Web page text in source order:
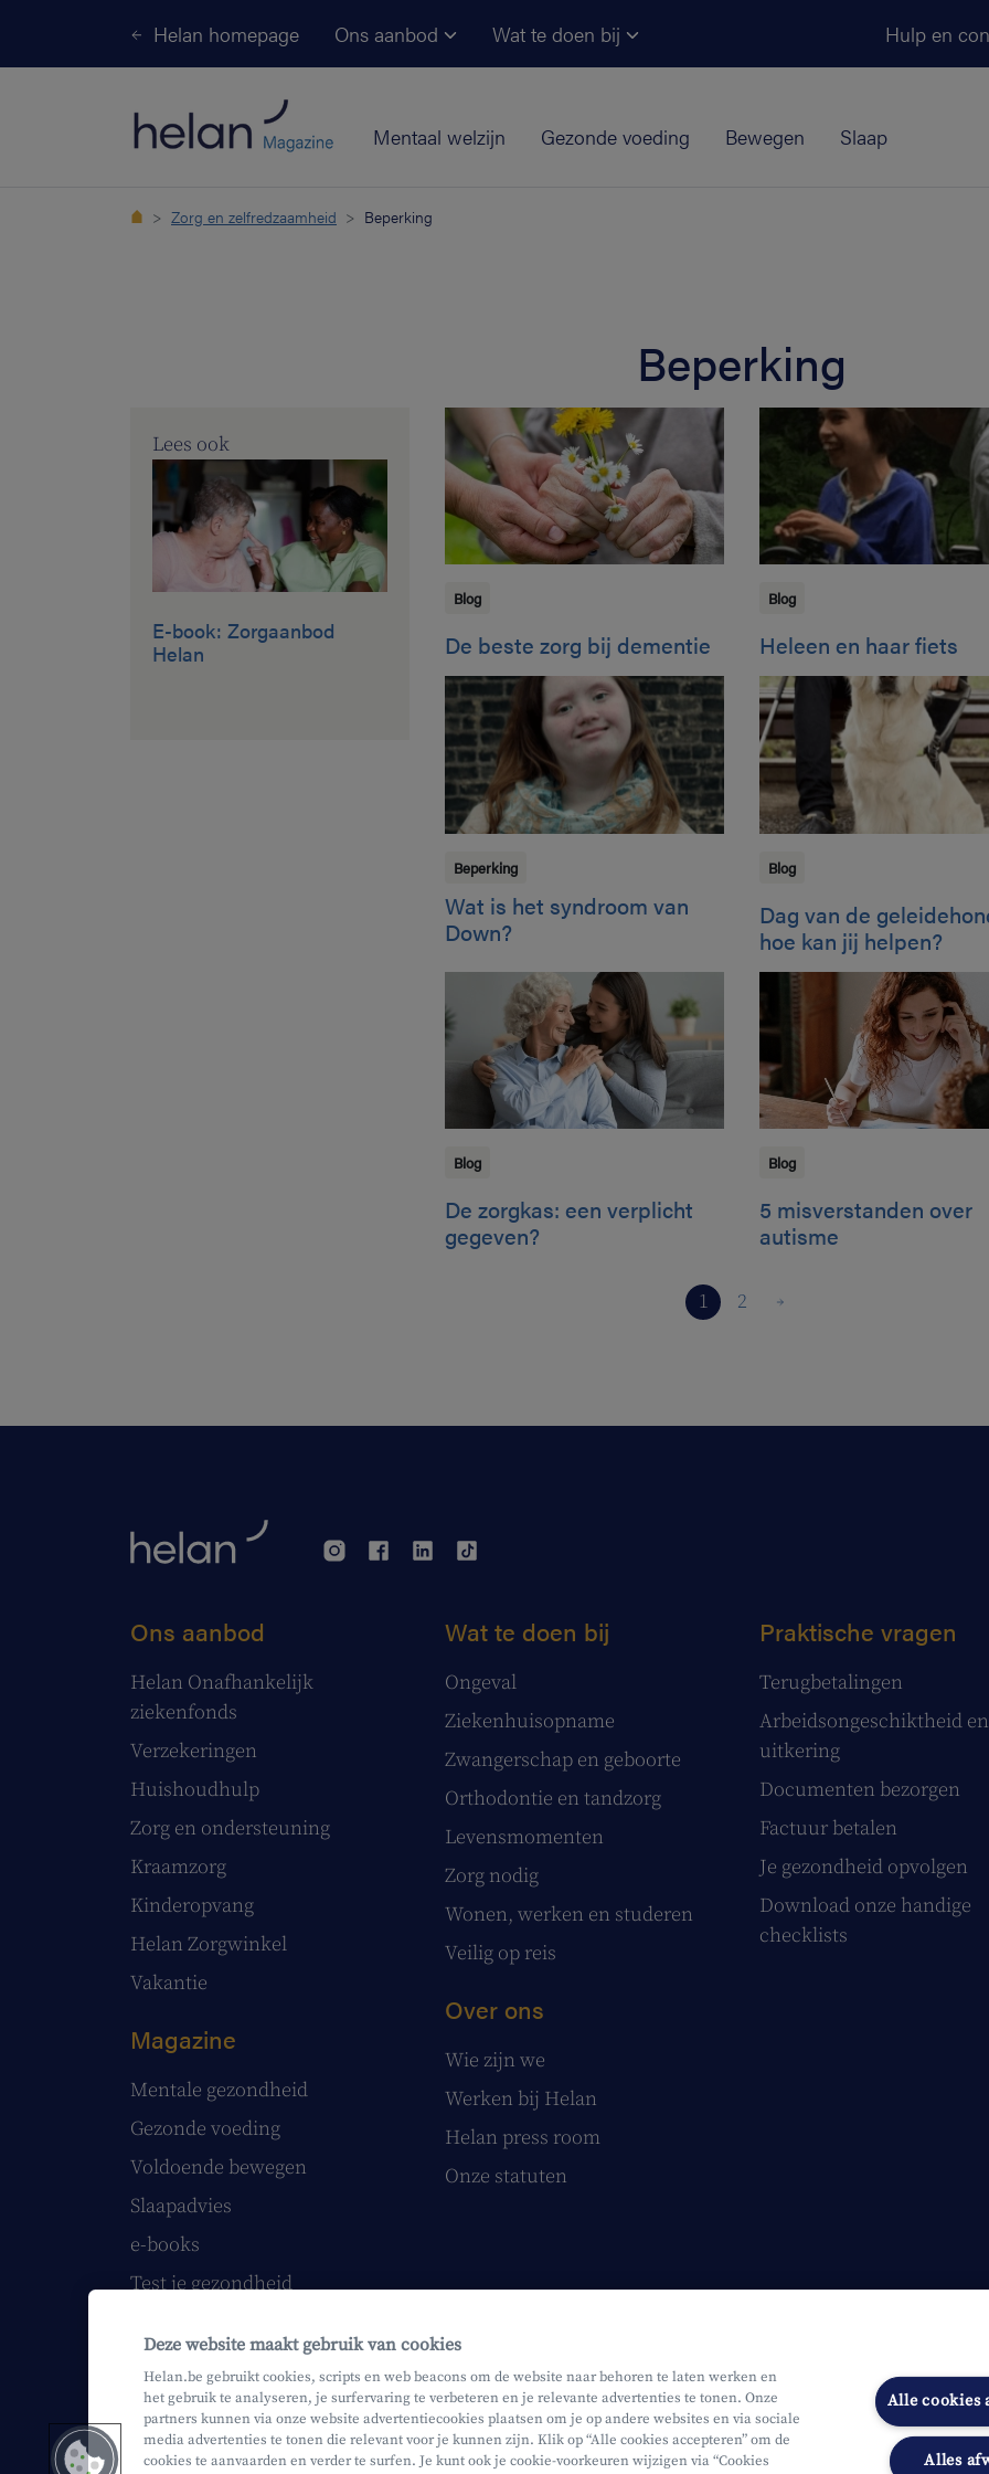
Helan homepage Ons aanbod Wat te doen bij Hulp en
Mentaal welzijn Gezonde voeding Bewegen Slaap
Zorg en zelfredzaamheid Beperking
Beperking
Lees ook
E-book: Zorgaanbod
Helan
Blog
De beste zorg bij dementie
Blog
Heleen en haar fiets
Beperking
Wat is het syndroom van
Down?
Blog
Dag van de
hoe kan jij helpen?
Blog
De zorgkas: een verplicht
gegeven?
Blog
5 misverstanden over
autisme
1 2
Ons aanbod
Helan Onafhankelijk
ziekenfonds
Verzekeringen
Huishoudhulp
Zorg en ondersteuning
Kraamzorg
Kinderopvang
Helan Zorgwinkel
Vakantie
Magazine
Mentale gezondheid
Gezonde voeding
Voldoende bewegen
Slaapadvies
e-books
Test je gezondheid
Papieren Helan Magazine
Wat te doen bij
Ongeval
Ziekenhuisopname
Zwangerschap en geboorte
Orthodontie en tandzorg
Levensmomenten
Zorg nodig
Wonen, werken en studeren
Veilig op reis
Over ons
Wie zijn we
Werken bij Helan
Helan press room
Onze statuten
Praktische vragen
Terugbetalingen
Arbeidsongeschiktheid en
uitkering
Documenten bezorgen
Factuur betalen
Je gezondheid opvolgen
Download onze handige
checklists
Deze website maakt gebruik van cookies
Helan.be gebruikt cookies, scripts en web beacons om de website naar behoren te laten werken en
het gebruik te analyseren, je surfervaring te verbeteren en je relevante advertenties te tonen. Onze
partners kunnen via onze website advertentiecookies plaatsen om je op andere websites en via sociale
media advertenties te tonen die relevant voor je kunnen zijn. Klik op “Alle cookies accepteren” om de
cookies te aanvaarden en verder te surfen. Je kunt ook je cookie-voorkeuren wijzigen via “Cookies
Alle cookies
Alles